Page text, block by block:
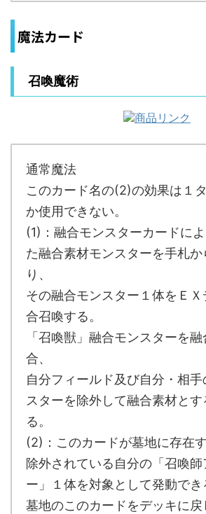
魔法カード
召喚魔術
通常魔法
このカード名の(2)の効果は１
か使用できない。
(1)：融合モンスターカードに
た融合素材モンスターを手札か
り、
その融合モンスター１体をＥ
合召喚する。
「召喚獣」融合モンスターを
合、
自分フィールド及び自分・相
スターを除外して融合素材とす
る。
(2)：このカードが墓地に存在す
除外されている自分の「召喚師
ー」１体を対象として発動でき
墓地のこのカードをデッキに